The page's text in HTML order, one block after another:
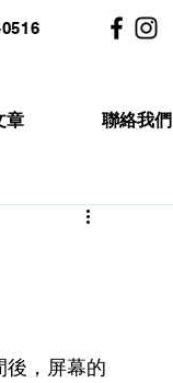
章 聯絡我們
後，屏幕的